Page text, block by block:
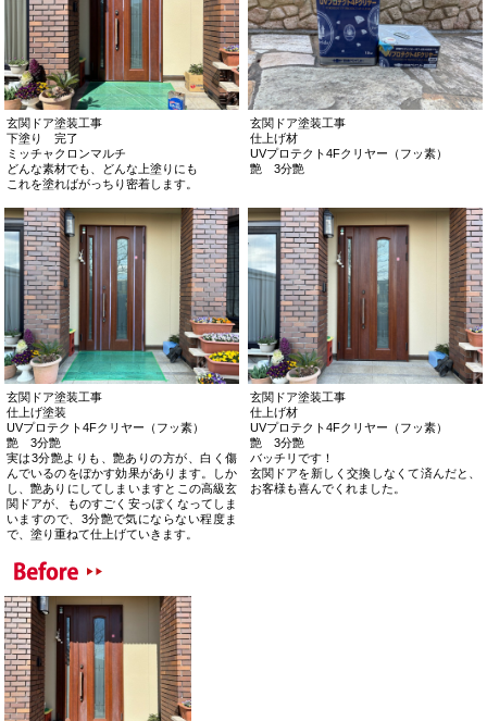
玄関ドア塗装工事
下塗り 完了
ミッチャクロンマルチ
どんな素材でも、どんな上塗りにも
これを塗ればがっちり密着します。
玄関ドア塗装工事
仕上げ材
UVプロテクト4Fクリヤー（フッ素）
艶 3分艶
玄関ドア塗装工事
仕上げ塗装
UVプロテクト4Fクリヤー（フッ素）
艶 3分艶
実は3分艶よりも、艶ありの方が、白く傷
んでいるのをぼかす効果があります。しか
し、艶ありにしてしまいますとこの高級玄
関ドアが、ものすごく安っぽくなってしま
いますので、3分艶で気にならない程度ま
で、塗り重ねて仕上げていきます。
玄関ドア塗装工事
仕上げ材
UVプロテクト4Fクリヤー（フッ素）
艶 3分艶
バッチリです！
玄関ドアを新しく交換しなくて済んだと、
お客様も喜んでくれました。